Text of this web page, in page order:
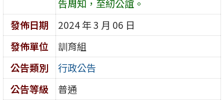
告周知，至紉公誼。
發佈日期
2024 年 3 月 06 日
發佈單位
訓育組
公告類別
行政公告
公告等級
普通